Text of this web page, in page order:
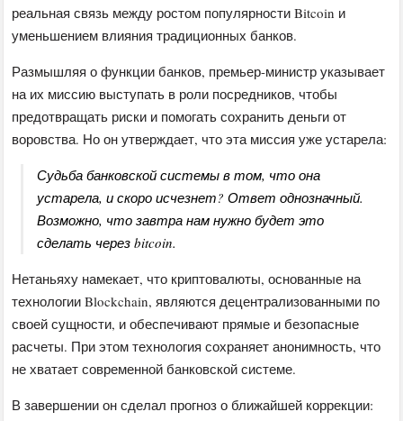
реальная связь между ростом популярности Bitcoin и
уменьшением влияния традиционных банков.
Размышляя о функции банков, премьер-министр указывает
на их миссию выступать в роли посредников, чтобы
предотвращать риски и помогать сохранить деньги от
воровства. Но он утверждает, что эта миссия уже устарела:
Судьба банковской системы в том, что она
устарела, и скоро исчезнет? Ответ однозначный.
Возможно, что завтра нам нужно будет это
сделать через bitcoin.
Нетаньяху намекает, что криптовалюты, основанные на
технологии Blockchain, являются децентрализованными по
своей сущности, и обеспечивают прямые и безопасные
расчеты. При этом технология сохраняет анонимность, что
не хватает современной банковской системе.
В завершении он сделал прогноз о ближайшей коррекции: